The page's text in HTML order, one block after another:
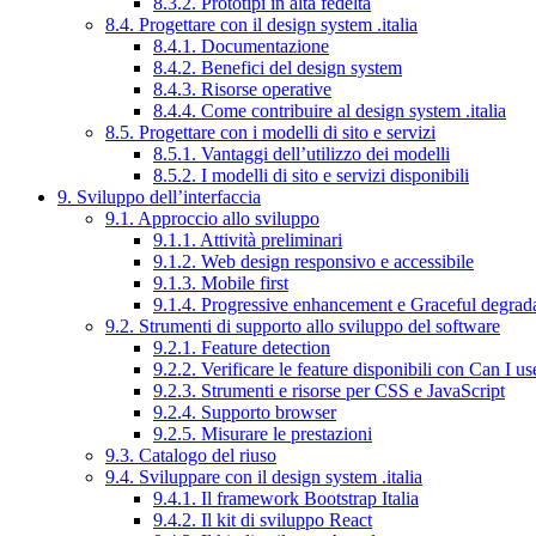
8.4. Progettare con il design system .italia
8.4.1. Documentazione
8.4.2. Benefici del design system
8.4.3. Risorse operative
8.4.4. Come contribuire al design system .italia
8.5. Progettare con i modelli di sito e servizi
8.5.1. Vantaggi dell’utilizzo dei modelli
8.5.2. I modelli di sito e servizi disponibili
9. Sviluppo dell’interfaccia
9.1. Approccio allo sviluppo
9.1.1. Attività preliminari
9.1.2. Web design responsivo e accessibile
9.1.3. Mobile first
9.1.4. Progressive enhancement e Graceful
9.2. Strumenti di supporto allo sviluppo del software
9.2.1. Feature detection
9.2.2. Verificare le feature disponibili con Can I
9.2.3. Strumenti e risorse per CSS e JavaScript
9.2.4. Supporto browser
9.2.5. Misurare le prestazioni
9.3. Catalogo del riuso
9.4. Sviluppare con il design system .italia
9.4.1. Il framework Bootstrap Italia
9.4.2. Il kit di sviluppo React